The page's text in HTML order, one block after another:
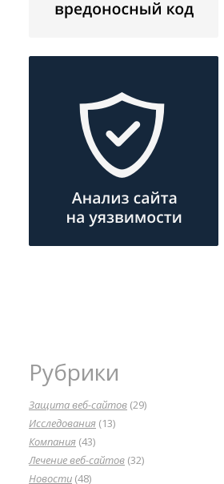
Рубрики
Защита веб-сайтов (29)
Исследования (13)
Компания (43)
Лечение веб-сайтов (32)
Новости (48)